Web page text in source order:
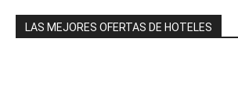
LAS MEJORES OFERTAS DE HOTELES